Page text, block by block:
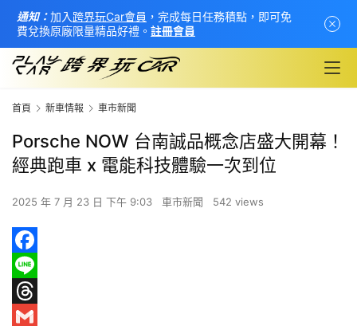
首
頁
首頁 新車情報 車市新聞
Porsche NOW 台南誠品概念店盛大開幕！
經典跑車 x 電能科技體驗一次到位
2025 年 7 月 23 日 下午 9:03 車市新聞 542 views
F
a
c
L
T
通知：加入 跨界玩Car會員 ，完成每日任務積點，即可免
費兌換原廠限量精品好禮。 註冊會員